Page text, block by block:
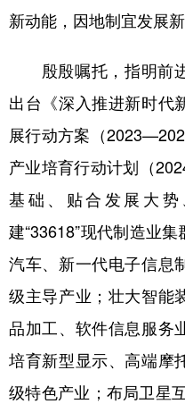
新动能，因地制宜发展新
殷殷嘱托，指明前进
出台《深入推进新时代
展行动方案（
产业培育行动计划（
基础、贴合发展大
建“33618”现代制造业
汽车、新一代电子信息
级主导产业；壮大智能
品加工、软件信息服务
培育新型显示、高端摩
级特色产业；布局卫星